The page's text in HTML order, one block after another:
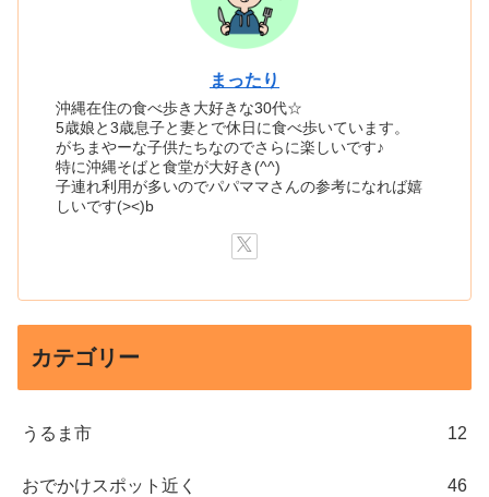
まったり
沖縄在住の食べ歩き大好きな30代☆
5歳娘と3歳息子と妻とで休日に食べ歩いています。
がちまやーな子供たちなのでさらに楽しいです♪
特に沖縄そばと食堂が大好き(^^)
子連れ利用が多いのでパパママさんの参考になれば嬉
しいです(><)b
カテゴリー
うるま市 12
おでかけスポット近く 46